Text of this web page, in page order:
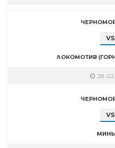
VS
ЛОКОМОТИВ
VS